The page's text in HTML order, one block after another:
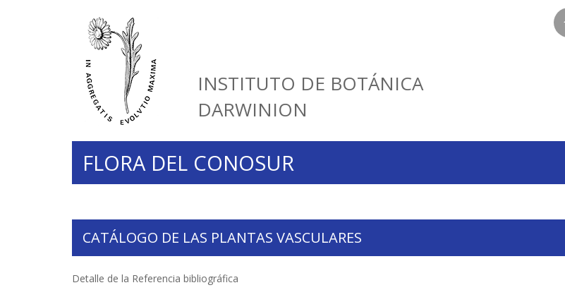
INSTITUTO DE BOTÁNICA
DARWINION
FLORA DEL CONOSUR
CATÁLOGO DE LAS PLANTAS VASCULARES
Detalle de la Referencia bibliográfica